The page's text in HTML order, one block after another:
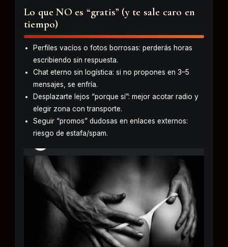
Lo que NO es “gratis” (y te sale caro en
tiempo)
Perfiles vacíos o fotos borrosas: perderás horas
escribiendo sin respuesta.
Chat eterno sin logística: si no propones en 3–5
mensajes, se enfría.
Desplazarte lejos “porque sí”: mejor acotar radio y
elegir zona con transporte.
Seguir “promos” dudosas en enlaces externos:
riesgo de estafa/spam.